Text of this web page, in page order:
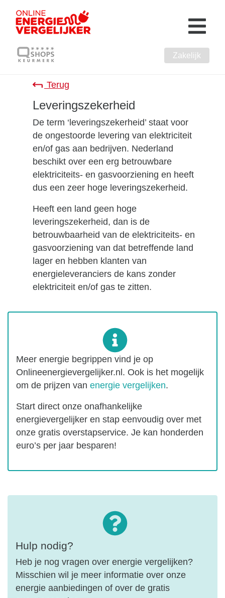
Zakelijk
Leveringszekerheid
Terug
De term ‘leveringszekerheid’ staat voor
de ongestoorde levering van elektriciteit
en/of gas aan bedrijven. Nederland
beschikt over een erg betrouwbare
elektriciteits- en gasvoorziening en heeft
dus een zeer hoge leveringszekerheid.
Heeft een land geen hoge
leveringszekerheid, dan is de
betrouwbaarheid van de elektriciteits- en
gasvoorziening van dat betreffende land
lager en hebben klanten van
energieleveranciers de kans zonder
elektriciteit en/of gas te zitten.
Meer energie begrippen vind je op
Onlineenergievergelijker.nl. Ook is het mogelijk
om de prijzen van energie vergelijken.
Start direct onze onafhankelijke
energievergelijker en stap eenvoudig over met
onze gratis overstapservice. Je kan honderden
euro’s per jaar besparen!
Hulp nodig?
Heb je nog vragen over energie vergelijken?
Misschien wil je meer informatie over onze
energie aanbiedingen of over de gratis